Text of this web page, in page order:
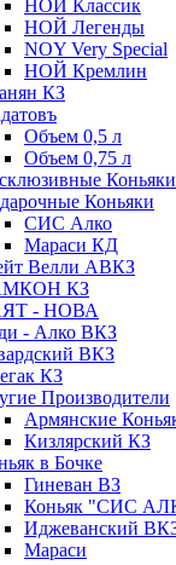
НОЙ Классик
НОЙ Легенды
NOY Very Speсial
НОЙ Кремлин
КЗ
Объем 0,5 л
Объем 0,75 л
Коньяки
Коньяки
СИС Алко
Мараси КД
Велли АВКЗ
КЗ
- НОВА
- Алко ВКЗ
ВКЗ
КЗ
Производители
Армянские
Кизлярский КЗ
в Бочке
Гиневан ВЗ
Коньяк "СИС
Иджеванский
Мараси